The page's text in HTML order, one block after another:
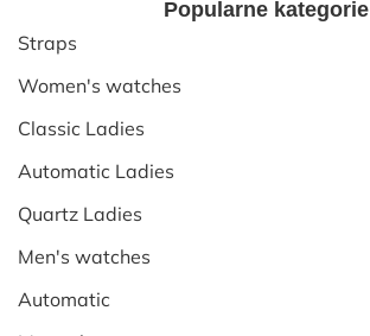
Popularne kategorie
Straps
Women's watches
Classic Ladies
Automatic Ladies
Quartz Ladies
Men's watches
Automatic